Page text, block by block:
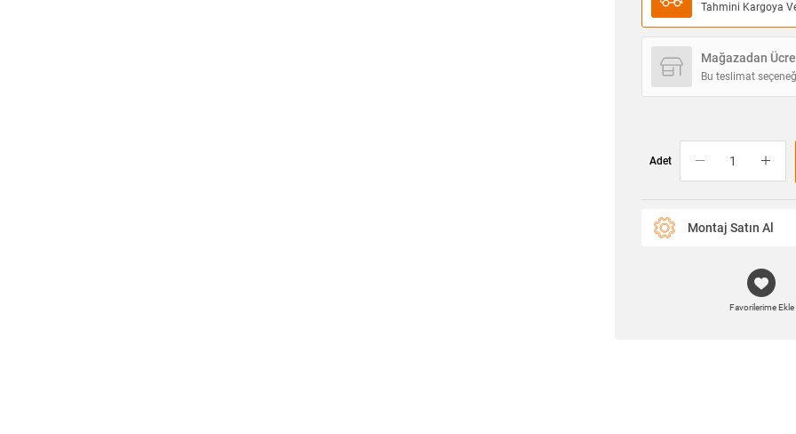
Tahmini Kargoya
Mağazadan
Bu teslimat
Adet
Montaj Satın Al
Favorilerime Ekle